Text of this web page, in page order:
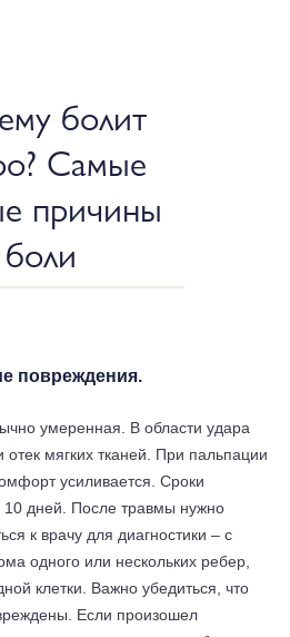
болит
Самые
причины
боли
повреждения.
умеренная. В области удара
мягких тканей. При пальпации
усиливается. Сроки
10 дней. После травмы нужно
к врачу для диагностики – с
одного или нескольких ребер,
клетки. Важно убедиться, что
Если произошел